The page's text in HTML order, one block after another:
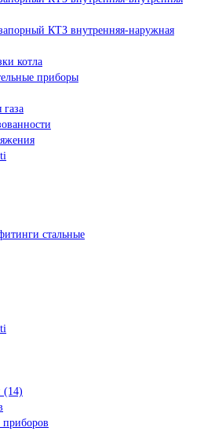
КТЗ внутренняя-наружная
котла
приборы
газа
стальные
(14)